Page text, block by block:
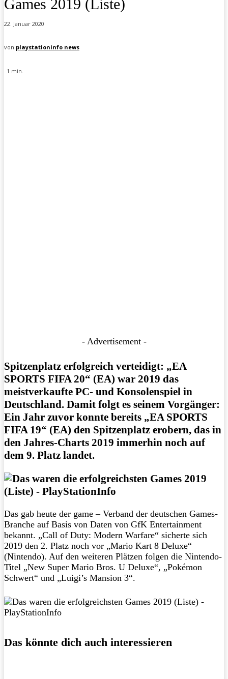
Games 2019 (Liste)
22. Januar 2020
von playstationinfo news
1 min.
- Advertisement -
Spitzenplatz erfolgreich verteidigt: „EA
SPORTS FIFA 20“ (EA) war 2019 das
meistverkaufte PC- und Konsolenspiel in
Deutschland. Damit folgt es seinem Vorgänger:
Ein Jahr zuvor konnte bereits „EA SPORTS
FIFA 19“ (EA) den Spitzenplatz erobern, das in
den Jahres-Charts 2019 immerhin noch auf
dem 9. Platz landet.
Das gab heute der game – Verband der deutschen Games-
Branche auf Basis von Daten von GfK Entertainment
bekannt. „Call of Duty: Modern Warfare“ sicherte sich
2019 den 2. Platz noch vor „Mario Kart 8 Deluxe“
(Nintendo). Auf den weiteren Plätzen folgen die Nintendo-
Titel „New Super Mario Bros. U Deluxe“, „Pokémon
Schwert“ und „Luigi’s Mansion 3“.
Das könnte dich auch interessieren